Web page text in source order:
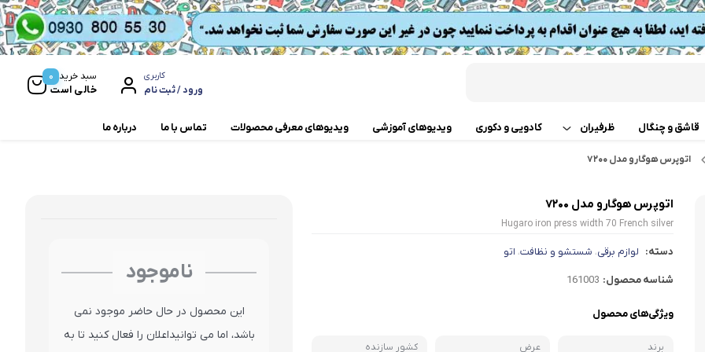
کاربری
ورود / ثبت نام
سبد خرید
خالی است
0
قاشق و چنگال ظرفیران
تابه دو دسته
تابه تک دسته
کادویی و دکوری ویدیوهای آموزشی ویدیوهای معرفی محصولات تماس با ما درباره ما
اتوپرس هوگارو مدل ۷۲۰۰
اتوپرس هوگارو مدل ۷۲۰۰
Hugaro iron press width 70 French silver
دسته: لوازم برقی، شستشو و نظافت، اتو
شناسه محصول: 161003
ویژگی‌های محصول
برند عرض کشور سازنده
ناموجود
این محصول در حال حاضر موجود نمی
باشد، اما می توانیداعلان را فعال کنید تا به